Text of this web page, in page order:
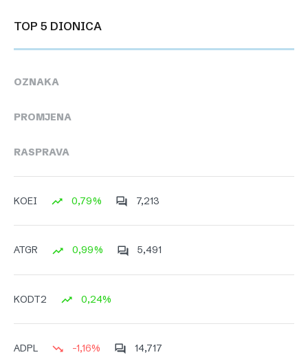
TOP 5 DIONICA
OZNAKA
PROMJENA
RASPRAVA
KOEI 0,79% 7,213
ATGR 0,99% 5,491
KODT2 0,24%
ADPL -1,16% 14,717